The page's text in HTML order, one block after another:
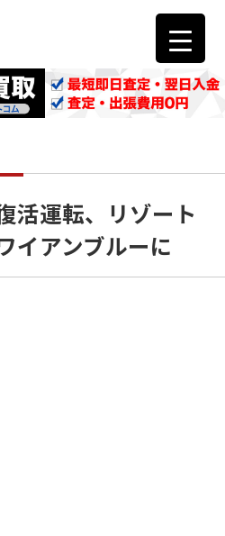
運転、リゾート
イアンブルーに